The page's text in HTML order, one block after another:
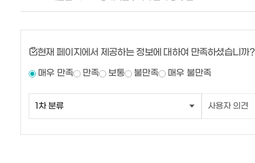
현재 페이지에서 제공하는 정보에 대하여 만족하셨습니까?
매우 만족 만족 보통 불만족 매우 불만족